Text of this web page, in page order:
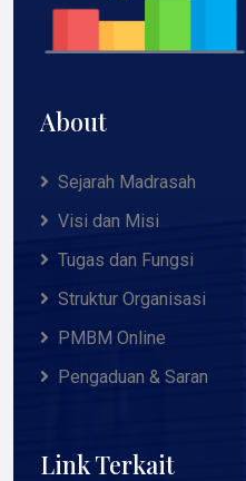
About
Sejarah Madrasah
Visi dan Misi
Tugas dan Fungsi
Struktur Organisasi
PMBM Online
Pengaduan & Saran
Link Terkait